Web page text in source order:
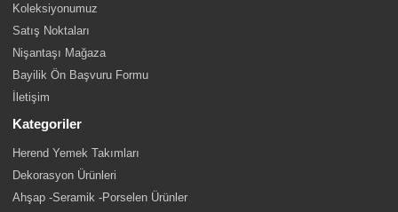
Koleksiyonumuz
Satış Noktaları
Nişantaşı Mağaza
Bayilik Ön Başvuru Formu
İletişim
Kategoriler
Herend Yemek Takımları
Dekorasyon Ürünleri
Ahşap -Seramik -Porselen Ürünler